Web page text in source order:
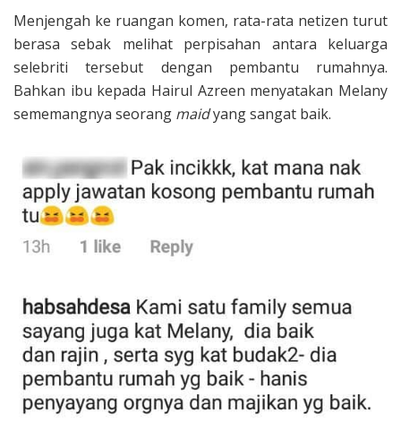
Menjengah ke ruangan komen, rata-rata netizen turut
berasa sebak melihat perpisahan antara keluarga
selebriti tersebut dengan pembantu rumahnya.
Bahkan ibu kepada Hairul Azreen menyatakan Melany
sememangnya seorang maidyang sangat baik.